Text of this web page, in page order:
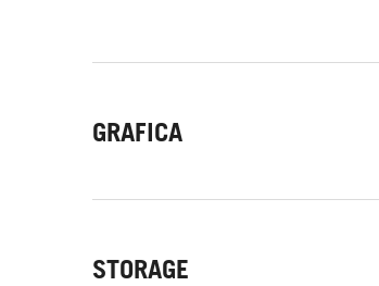
GRAFICA
STORAGE